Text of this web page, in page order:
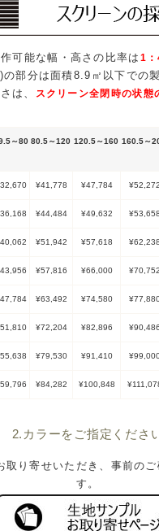
可能な幅・高さの比率は 1
部分は面積8.9㎡以下での製
は、
スクリーン全閉時の状態
～80 80.5～120 120.5～160 160.5～
¥41,778 ¥47,784 ¥52,272
¥44,484 ¥49,632 ¥53,658
¥51,942 ¥57,618 ¥62,238
¥57,816 ¥66,000 ¥70,752
¥63,492 ¥74,580
¥72,204 ¥82,896 ¥90,486
¥79,530 ¥91,410
¥84,282 ¥100,848
2.カラーをご指定くださ
取り寄せいただき、事前のご
す。